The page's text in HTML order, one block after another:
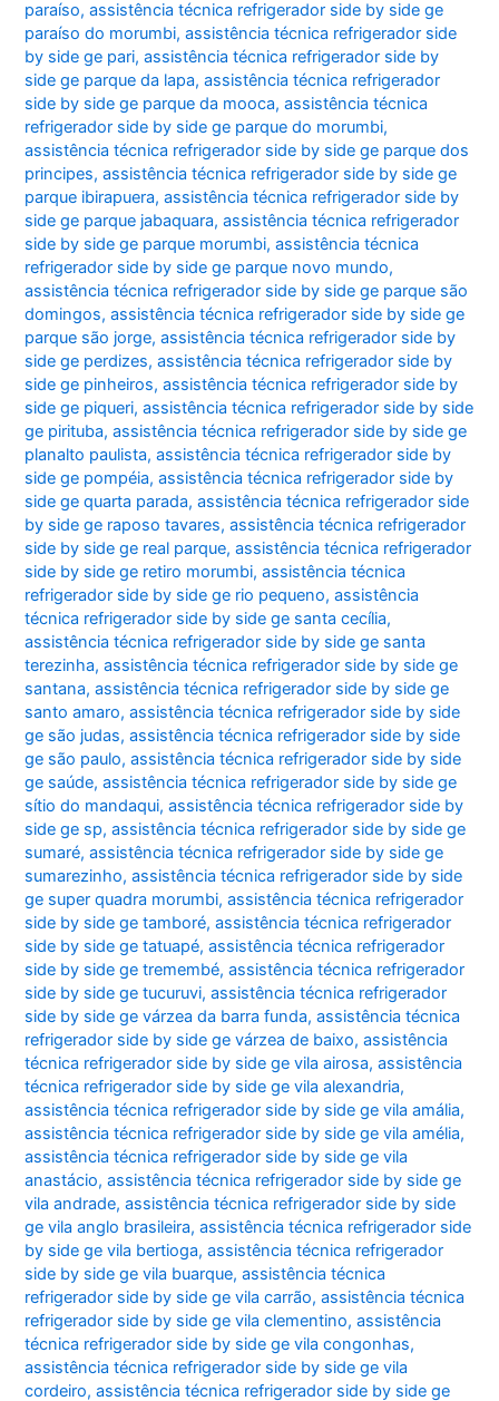
paraíso,assistência técnica refrigerador side by side ge
paraíso do morumbi,assistência técnica refrigerador side
by side ge pari,assistência técnica refrigerador side by
side ge parque da lapa,assistência técnica refrigerador
side by side ge parque da mooca,assistência técnica
refrigerador side by side ge parque do morumbi,
assistência técnica refrigerador side by side ge parque dos
principes,assistência técnica refrigerador side by side ge
parque ibirapuera,assistência técnica refrigerador side by
side ge parque jabaquara,assistência técnica refrigerador
side by side ge parque morumbi,assistência técnica
refrigerador side by side ge parque novo mundo,
assistência técnica refrigerador side by side ge parque são
domingos,assistência técnica refrigerador side by side ge
parque são jorge,assistência técnica refrigerador side by
side ge perdizes,assistência técnica refrigerador side by
side ge pinheiros,assistência técnica refrigerador side by
side ge piqueri,assistência técnica refrigerador side by side
ge pirituba,assistência técnica refrigerador side by side ge
planalto paulista,assistência técnica refrigerador side by
side ge pompéia,assistência técnica refrigerador side by
side ge quarta parada,assistência técnica refrigerador side
by side ge raposo tavares,assistência técnica refrigerador
side by side ge real parque,assistência técnica refrigerador
side by side ge retiro morumbi,assistência técnica
refrigerador side by side ge rio pequeno,assistência
técnica refrigerador side by side ge santa cecília,
assistência técnica refrigerador side by side ge santa
terezinha,assistência técnica refrigerador side by side ge
santana,assistência técnica refrigerador side by side ge
santo amaro,assistência técnica refrigerador side by side
ge são judas,assistência técnica refrigerador side by side
ge são paulo,assistência técnica refrigerador side by side
ge saúde,assistência técnica refrigerador side by side ge
sítio do mandaqui,assistência técnica refrigerador side by
side ge sp,assistência técnica refrigerador side by side ge
sumaré,assistência técnica refrigerador side by side ge
sumarezinho,assistência técnica refrigerador side by side
ge super quadra morumbi,assistência técnica refrigerador
side by side ge tamboré,assistência técnica refrigerador
side by side ge tatuapé,assistência técnica refrigerador
side by side ge tremembé,assistência técnica refrigerador
side by side ge tucuruvi,assistência técnica refrigerador
side by side ge várzea da barra funda,assistência técnica
refrigerador side by side ge várzea de baixo,assistência
técnica refrigerador side by side ge vila airosa,assistência
técnica refrigerador side by side ge vila alexandria,
assistência técnica refrigerador side by side ge vila amália,
assistência técnica refrigerador side by side ge vila amélia,
assistência técnica refrigerador side by side ge vila
anastácio,assistência técnica refrigerador side by side ge
vila andrade,assistência técnica refrigerador side by side
ge vila anglo brasileira,assistência técnica refrigerador side
by side ge vila bertioga,assistência técnica refrigerador
side by side ge vila buarque,assistência técnica
refrigerador side by side ge vila carrão,assistência técnica
refrigerador side by side ge vila clementino,assistência
técnica refrigerador side by side ge vila congonhas,
assistência técnica refrigerador side by side ge vila
cordeiro,assistência técnica refrigerador side by side ge